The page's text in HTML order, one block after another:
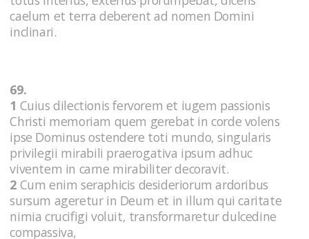
caelum et terra deberent ad nomen Domini
inclinari.
69.
1 Cuius dilectionis fervorem et iugem passionis
Christi memoriam quem gerebat in corde volens
ipse Dominus ostendere toti mundo, singularis
privilegii mirabili praerogativa ipsum adhuc
viventem in carne mirabiliter decoravit.
2 Cum enim seraphicis desideriorum ardoribus
sursum ageretur in Deum et in illum qui caritate
nimia crucifigi voluit, transformaretur dulcedine
compassiva,